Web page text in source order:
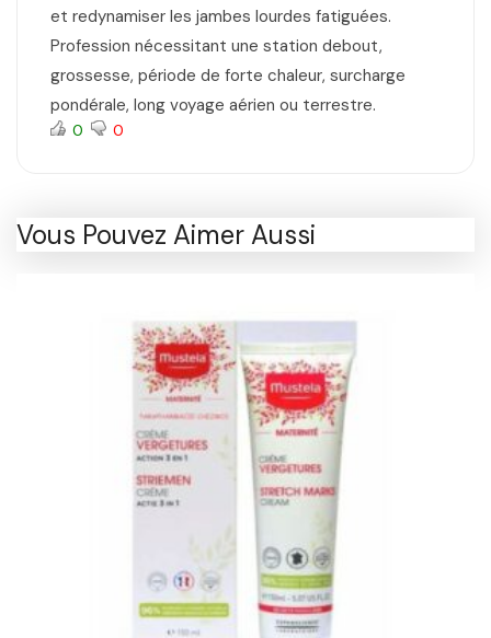
et redynamiser les jambes lourdes fatiguées.
Profession nécessitant une station debout,
grossesse, période de forte chaleur, surcharge
pondérale, long voyage aérien ou terrestre.
0 0
Vous Pouvez Aimer Aussi